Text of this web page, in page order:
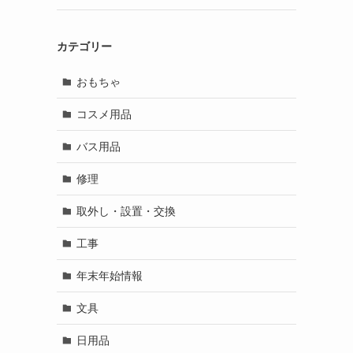
カテゴリー
おもちゃ
コスメ用品
バス用品
修理
取外し・設置・交換
工事
年末年始情報
文具
日用品